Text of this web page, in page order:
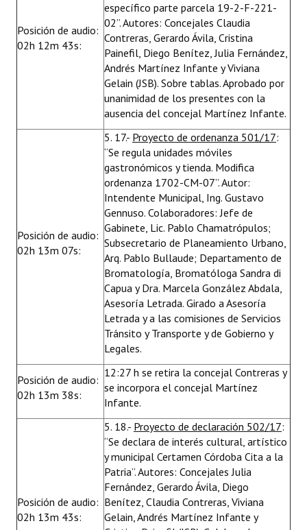
Posición de audio:
02h 12m 43s:
específico parte parcela 19-2-F-221-
02”. Autores: Concejales Claudia
Contreras, Gerardo Ávila, Cristina
Painefil, Diego Benítez, Julia Fernández,
Andrés Martínez Infante y Viviana
Gelain (JSB). Sobre tablas. Aprobado por
unanimidad de los presentes con la
ausencia del concejal Martínez Infante.
Posición de audio:
02h 13m 07s:
5. 17.- Proyecto de ordenanza 501/17:
“Se regula unidades móviles
gastronómicos y tienda. Modifica
ordenanza 1702-CM-07”. Autor:
Intendente Municipal, Ing. Gustavo
Gennuso. Colaboradores: Jefe de
Gabinete, Lic. Pablo Chamatrópulos;
Subsecretario de Planeamiento Urbano,
Arq. Pablo Bullaude; Departamento de
Bromatología, Bromatóloga Sandra di
Capua y Dra. Marcela González Abdala,
Asesoría Letrada. Girado a Asesoría
Letrada y a las comisiones de Servicios
Tránsito y Transporte y de Gobierno y
Legales.
Posición de audio:
02h 13m 38s:
12:27 h se retira la concejal Contreras y
se incorpora el concejal Martínez
Infante.
Posición de audio:
02h 13m 43s:
5. 18.- Proyecto de declaración 502/17:
“Se declara de interés cultural, artístico
y municipal Certamen Córdoba Cita a la
Patria”. Autores: Concejales Julia
Fernández, Gerardo Ávila, Diego
Benítez, Claudia Contreras, Viviana
Gelain, Andrés Martínez Infante y